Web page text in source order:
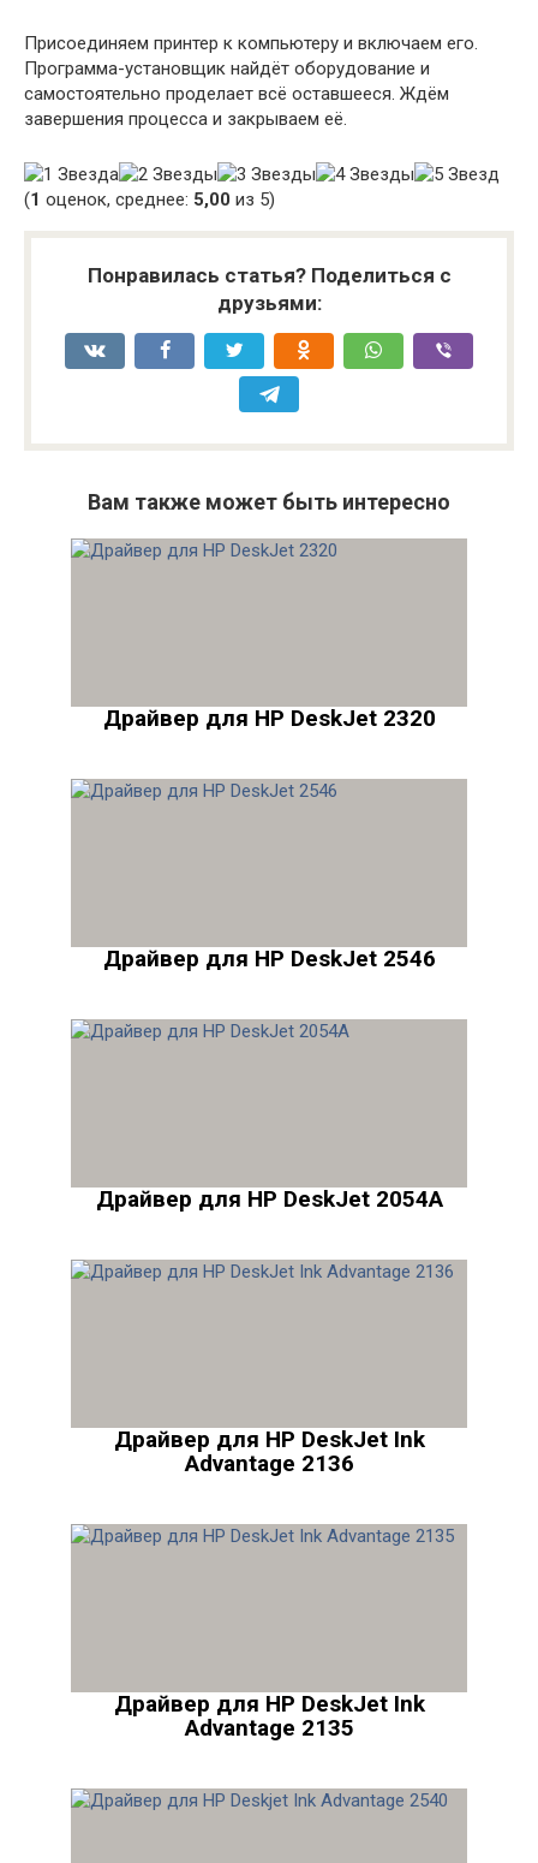
Присоединяем принтер к компьютеру и включаем его.
Программа-установщик найдёт оборудование и
самостоятельно проделает всё оставшееся. Ждём
завершения процесса и закрываем её.
(1 оценок, среднее: 5,00 из 5)
Понравилась статья? Поделиться с
друзьями:
Вам также может быть интересно
Драйвер для HP DeskJet 2320
Драйвер для HP DeskJet 2546
Драйвер для HP DeskJet 2054A
Драйвер для HP DeskJet Ink
Advantage 2136
Драйвер для HP DeskJet Ink
Advantage 2135